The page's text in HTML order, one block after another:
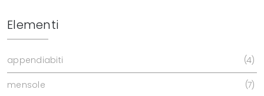
Elementi
appendiabiti 4
mensole 7